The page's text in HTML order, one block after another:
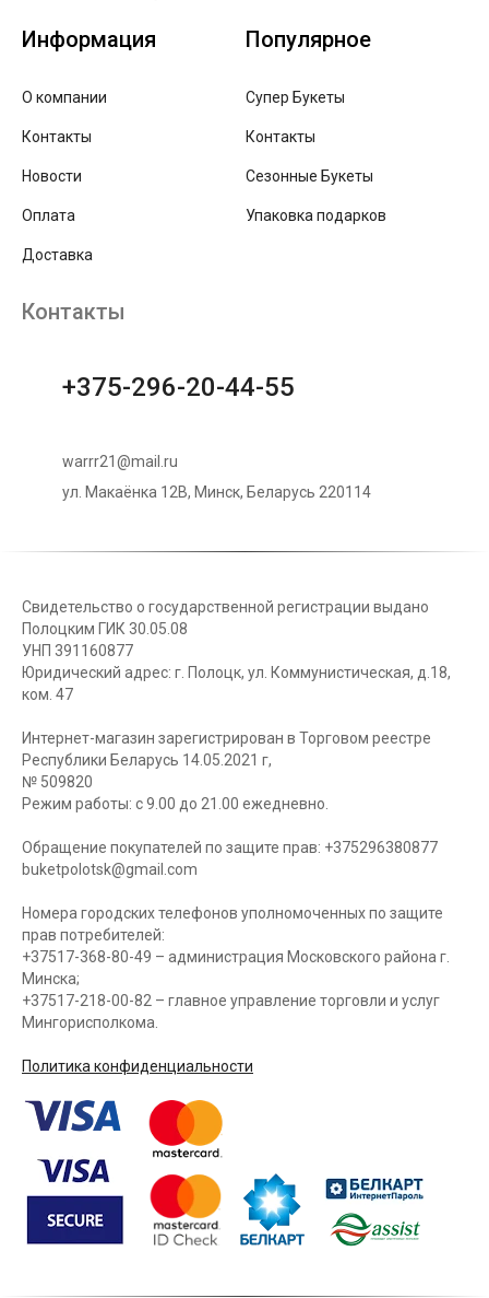
Информация
О компании
Контакты
Новости
Оплата
Доставка
Популярное
Супер Букеты
Контакты
Сезонные Букеты
Упаковка подарков
Контакты
+375-296-20-44-55
warrr21@mail.ru
ул. Макаёнка 12В, Минск, Беларусь 220114
Свидетельство о государственной регистрации выдано
Полоцким ГИК 30.05.08
УНП 391160877
Юридический адрес: г. Полоцк, ул. Коммунистическая, д.18,
ком. 47
Интернет-магазин зарегистрирован в Торговом реестре
Республики Беларусь 14.05.2021 г,
№ 509820
Режим работы: с 9.00 до 21.00 ежедневно.
Обращение покупателей по защите прав: +375296380877
buketpolotsk@gmail.com
Номера городских телефонов уполномоченных по защите
прав потребителей:
+37517-368-80-49 – администрация Московского района г.
Минска;
+37517-218-00-82 – главное управление торговли и услуг
Мингорисполкома.
Политика конфиденциальности